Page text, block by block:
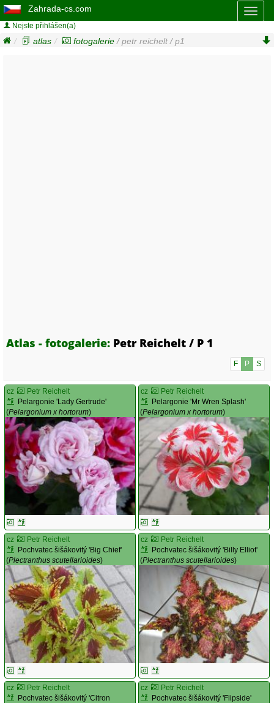
Zahrada-cs.com
Nejste přihlášen(a)
atlas fotogalerie / petr reichelt / p1
Atlas - fotogalerie: Petr Reichelt / P 1
F P S
cz
Petr Reichelt
Pelargonie 'Lady Gertrude'
(Pelargonium x hortorum)
cz
Petr Reichelt
Pelargonie 'Mr Wren Splash'
(Pelargonium x hortorum)
cz
Petr Reichelt
Pochvatec šišákovitý 'Big Chief'
(Plectranthus scutellarioides)
cz
Petr Reichelt
Pochvatec šišákovitý 'Billy Elliot'
(Plectranthus scutellarioides)
cz
Petr Reichelt
Pochvatec šišákovitý 'Citron
cz
Petr Reichelt
Pochvatec šišákovitý 'Flipside'